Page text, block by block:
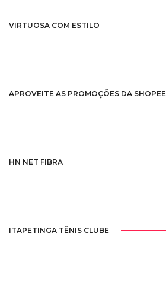
VIRTUOSA COM ESTILO
APROVEITE AS PROMOÇÕES DA SHOPEE
HN NET FIBRA
ITAPETINGA TÊNIS CLUBE